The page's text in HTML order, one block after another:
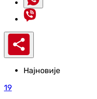
Најновије
19